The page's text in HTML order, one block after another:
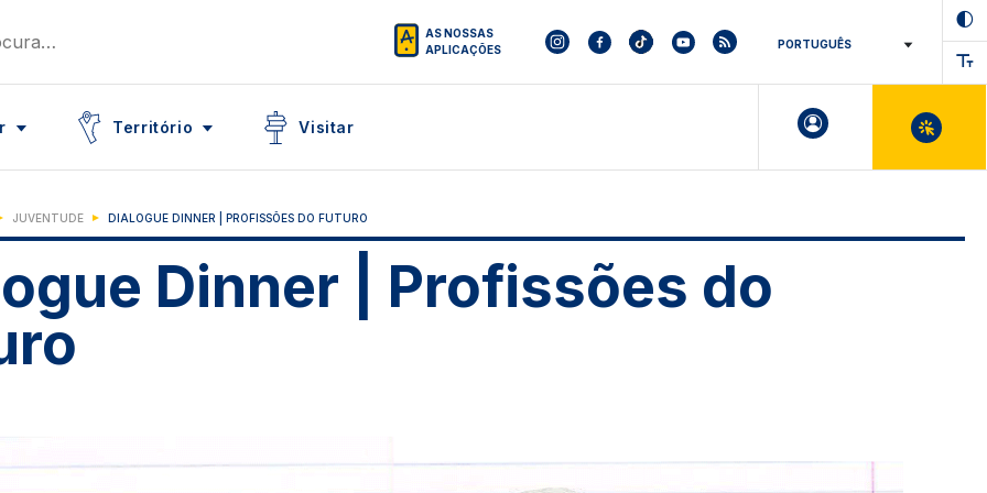
AS NOSSAS
APLICAÇÕES
Território
Icon Visitar
Icon
JUVENTUDE DIALOGUE DINNER | PROFISSÕES DO FUTURO
Dinner | Profissões do